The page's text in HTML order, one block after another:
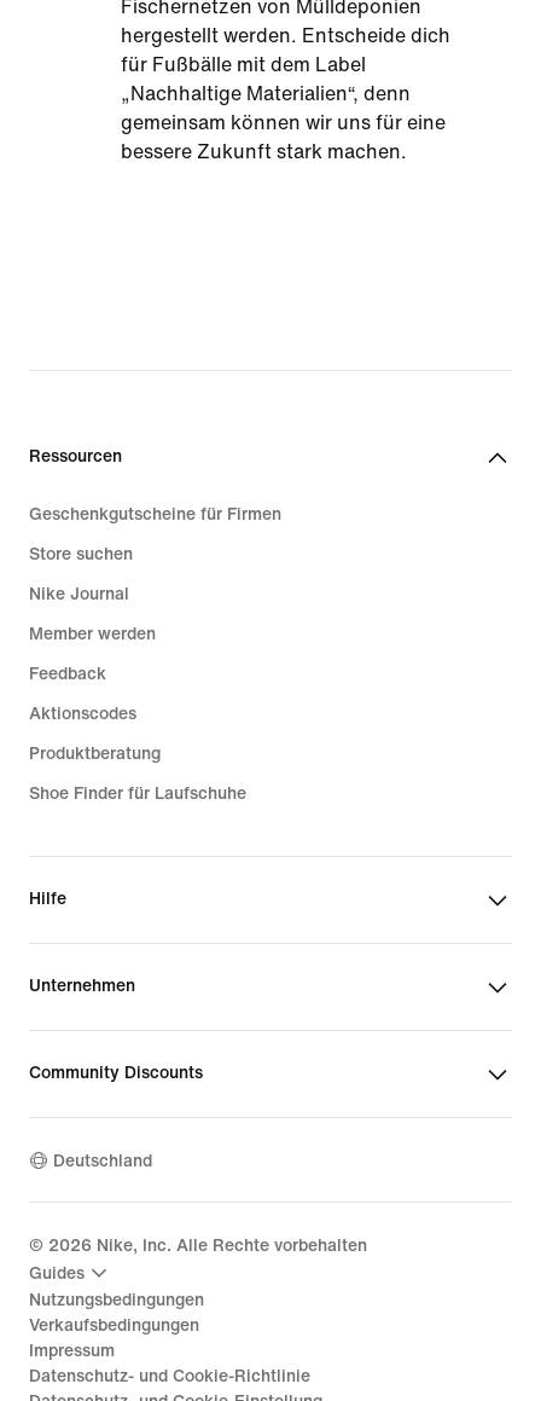
Fischernetzen von Mülldeponien
hergestellt werden. Entscheide dich
für Fußbälle mit dem Label
„Nachhaltige Materialien“, denn
gemeinsam können wir uns für eine
bessere Zukunft stark machen.
Ressourcen
Geschenkgutscheine für Firmen
Store suchen
Nike Journal
Member werden
Feedback
Aktionscodes
Produktberatung
Shoe Finder für Laufschuhe
Hilfe
Unternehmen
Community Discounts
Deutschland
© 2026 Nike, Inc. Alle Rechte vorbehalten
Guides
Nutzungsbedingungen
Verkaufsbedingungen
Impressum
Datenschutz- und Cookie-Richtlinie